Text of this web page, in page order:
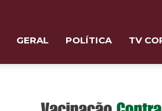
GERAL POLÍTICA TV